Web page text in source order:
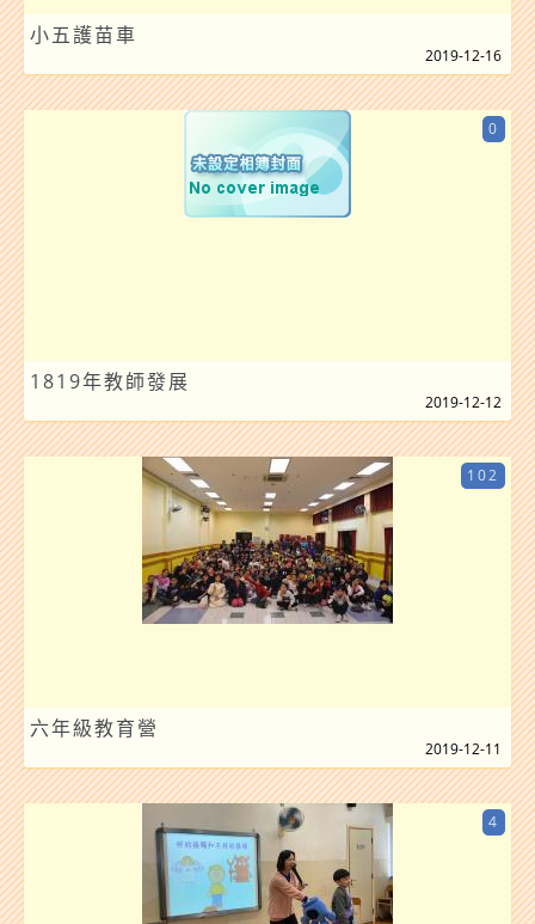
小五護苗車
2019-12-16
1819年教師發展
0
2019-12-12
六年級教育營
102
2019-12-11
4